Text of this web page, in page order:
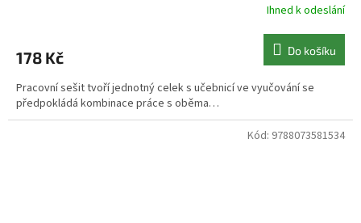
Ihned k odeslání
178 Kč Do košíku
Pracovní sešit tvoří jednotný celek s učebnicí ve vyučování se
předpokládá kombinace práce s oběma…
Kód: 9788073581534